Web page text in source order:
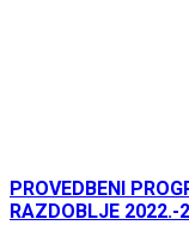
PROVEDBENI
RAZDOBLJE 2022.-